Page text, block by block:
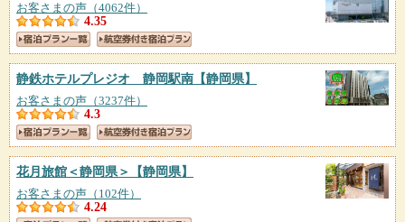
お客さまの声（4062件）
4.35
静鉄ホテルプレジオ 静岡駅南 【静岡県】
お客さまの声（3237件）
4.3
花月旅館＜静岡県＞ 【静岡県】
お客さまの声（102件）
4.24